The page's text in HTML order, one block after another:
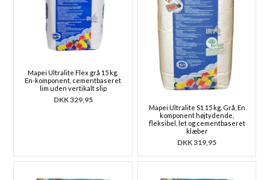
Mapei Ultralite Flex grå 15 kg.
En-komponent, cementbaseret
lim uden vertikalt slip
DKK329,95
Mapei Ultralite S1 15 kg. Grå, En
komponent højtydende,
fleksibel, let og cementbaseret
klæber
DKK319,95